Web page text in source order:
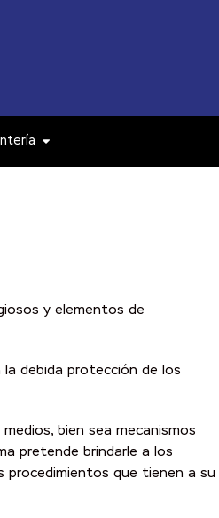
y elementos de
la debida protección de los
bien sea mecanismos
pretende brindarle a los
procedimientos que tienen a su